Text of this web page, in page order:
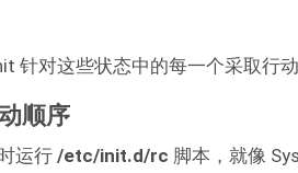
针对这些状态中的每一个采取行
顺序
运行 /etc/init.d/rc 脚本，就像